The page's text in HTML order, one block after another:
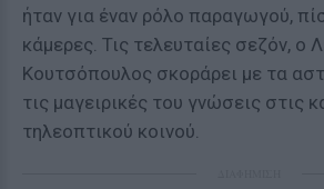
ήταν για έναν ρόλο παραγωγού,
κάμερες. Τις τελευταίες σεζόν, ο
Κουτσόπουλος σκοράρει με τα
τις μαγειρικές του γνώσεις στις
τηλεοπτικού κοινού.